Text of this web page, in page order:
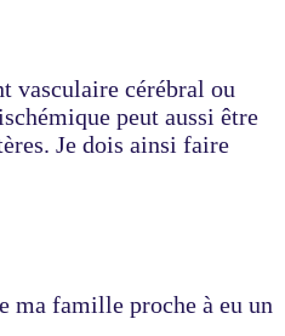
vasculaire cérébral ou
peut aussi être
Je dois ainsi faire
ma famille proche à eu un